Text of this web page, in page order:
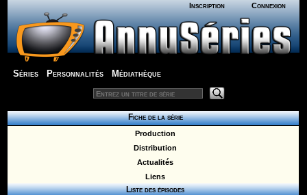
Inscription Connexion
Séries Personnalités Médiathèque
Fiche de la série
Production
Distribution
Actualités
Liens
Liste des épisodes